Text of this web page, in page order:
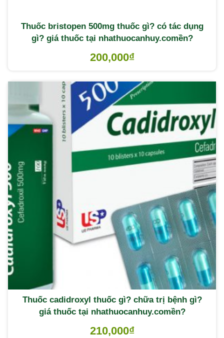
Thuốc bristopen 500mg thuốc gì? có tác dụng
gì? giá thuốc tại nhathuocanhuy.comền?
200,000₫
Thuốc cadidroxyl thuốc gì? chữa trị bệnh gì?
giá thuốc tại nhathuocanhuy.comền?
210,000₫